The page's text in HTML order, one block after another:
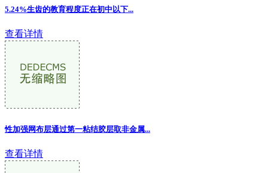
5.24%生齿的教育程度正在初中以下...
查看详情
性加强网布层通过第一粘结胶层取非金属...
查看详情